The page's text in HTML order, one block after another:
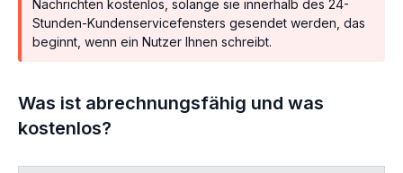
Nachrichten kostenlos, solange sie innerhalb des 24-
Stunden-Kundenservicefensters gesendet werden, das
beginnt, wenn ein Nutzer Ihnen schreibt.
Was ist abrechnungsfähig und was
kostenlos?